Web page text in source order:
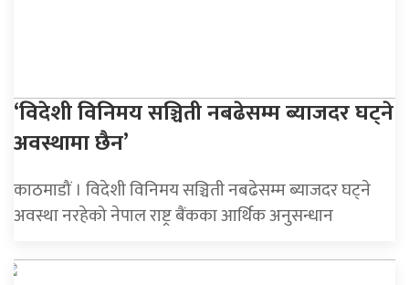
‘विदेशी विनिमय सञ्चिती नबढेसम्म ब्याजदर घट्ने
अवस्थामा छैन’
काठमाडौं । विदेशी विनिमय सञ्चिती नबढेसम्म ब्याजदर घट्ने
अवस्था नरहेको नेपाल राष्ट्र बैंकका आर्थिक अनुसन्धान